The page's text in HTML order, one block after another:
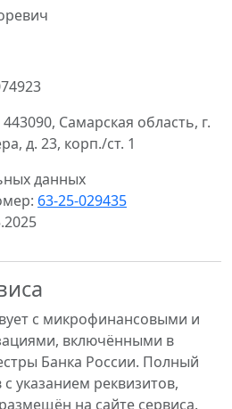
Самарская область, г.
д. 23, корп./ст. 1
данных
63-25-029435
с микрофинансовыми и
включёнными в
Банка России. Полный
указанием реквизитов,
на сайте сервиса.